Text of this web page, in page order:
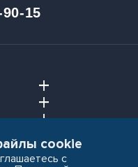
15
cookie
с